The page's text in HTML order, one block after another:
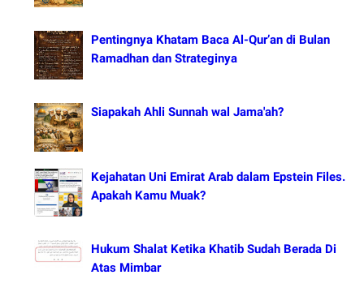
Pentingnya Khatam Baca Al-Qur’an di Bulan
Ramadhan dan Strateginya
Siapakah Ahli Sunnah wal Jama'ah?
Kejahatan Uni Emirat Arab dalam Epstein Files.
Apakah Kamu Muak?
Hukum Shalat Ketika Khatib Sudah Berada Di
Atas Mimbar